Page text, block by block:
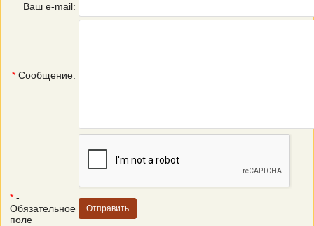
Ваш e-mail:
* Сообщение:
* -
Обязательное
поле